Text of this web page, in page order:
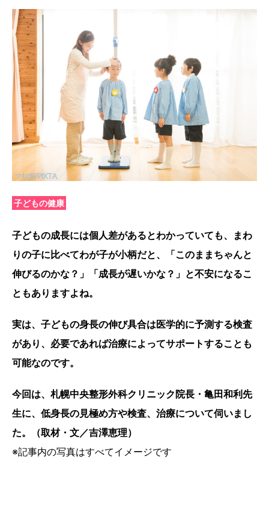
子どもの健康
子どもの成長には個人差があるとわかっていても、まわ
りの子に比べてわが子が小柄だと、「このままちゃんと
伸びるのかな？」「成長が遅いかな？」と不安になるこ
ともありますよね。
実は、子どもの身長の伸び具合は医学的に予測する検査
があり、必要であれば治療によってサポートすることも
可能なのです。
今回は、札幌中央整形外科クリニック院長・亀田和利先
生に、低身長の見極め方や検査、治療について伺いまし
た。（取材・文／吉澤恵理）
※記事内の写真はすべてイメージです